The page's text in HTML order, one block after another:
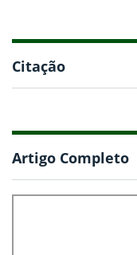
Citação
Artigo Completo